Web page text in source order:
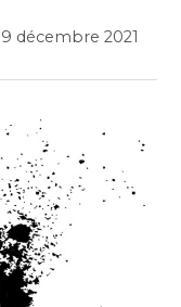
décembre 2021